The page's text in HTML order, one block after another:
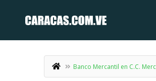
Banco Mercantil en C.C.